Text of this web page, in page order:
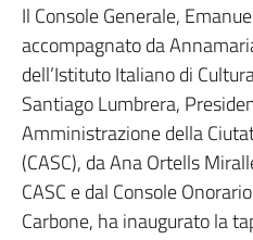
Il Console Generale,
accompagnato da
dell’Istituto Italiano di
Santiago Lumbrera,
Amministrazione della
(CASC), da Ana Ortells
CASC e dal Console
Carbone, ha inaugurato la